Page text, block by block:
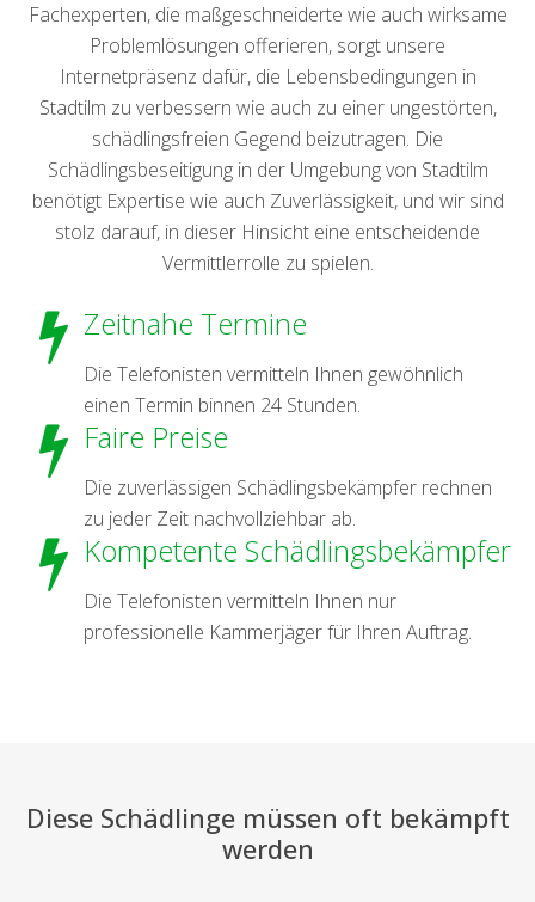
Fachexperten, die maßgeschneiderte wie auch wirksame
Problemlösungen offerieren, sorgt unsere
Internetpräsenz dafür, die Lebensbedingungen in
Stadtilm zu verbessern wie auch zu einer ungestörten,
schädlingsfreien Gegend beizutragen. Die
Schädlingsbeseitigung in der Umgebung von Stadtilm
benötigt Expertise wie auch Zuverlässigkeit, und wir sind
stolz darauf, in dieser Hinsicht eine entscheidende
Vermittlerrolle zu spielen.
Zeitnahe Termine
Die Telefonisten vermitteln Ihnen gewöhnlich
einen Termin binnen 24 Stunden.
Faire Preise
Die zuverlässigen Schädlingsbekämpfer rechnen
zu jeder Zeit nachvollziehbar ab.
Kompetente Schädlingsbekämpfer
Die Telefonisten vermitteln Ihnen nur
professionelle Kammerjäger für Ihren Auftrag.
Diese Schädlinge müssen oft bekämpft
werden